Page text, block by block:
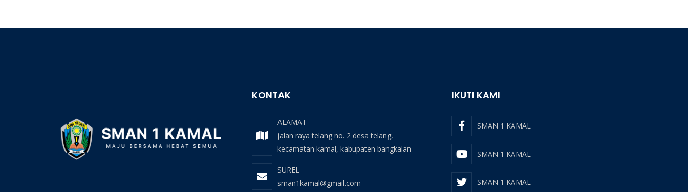
KONTAK
ALAMAT
jalan raya telang no. 2 desa telang,
kecamatan kamal, kabupaten bangkalan
SUREL
sman1kamal@gmail.com
IKUTI KAMI
SMAN 1 KAMAL
SMAN 1 KAMAL
SMAN 1 KAMAL